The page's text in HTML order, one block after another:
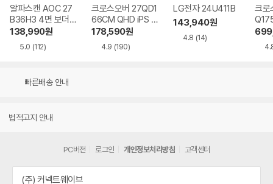
알파스캔 AOC 27
B36H3 4면 보더리
스 IPS 120 시력보
호 무결점
138,990원
5.0 (112)
크로스오버 27QD1
66CM QHD iPS U
SB-C 화이트 Ai 멀
티스탠드
178,590원
4.9 (190)
LG전자 24U411B
143,940원
4.8 (14)
크로
Ai
빠른배송 안내
법적고지 안내
PC버전 로그인 개인정보처리방침 고객센터
(주) 커넥트웨이브